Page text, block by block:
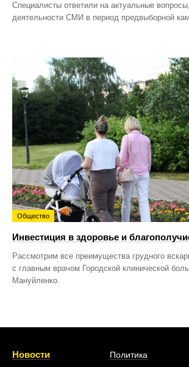
Специалисты ответили на актуальные
деятельности СМИ в период предвыборной
Общество
Инвестиция в здоровье и
Рассмотрим все преимущества грудного
с главным врачом Городской клинической
Мануйленко.
Новости
Политика